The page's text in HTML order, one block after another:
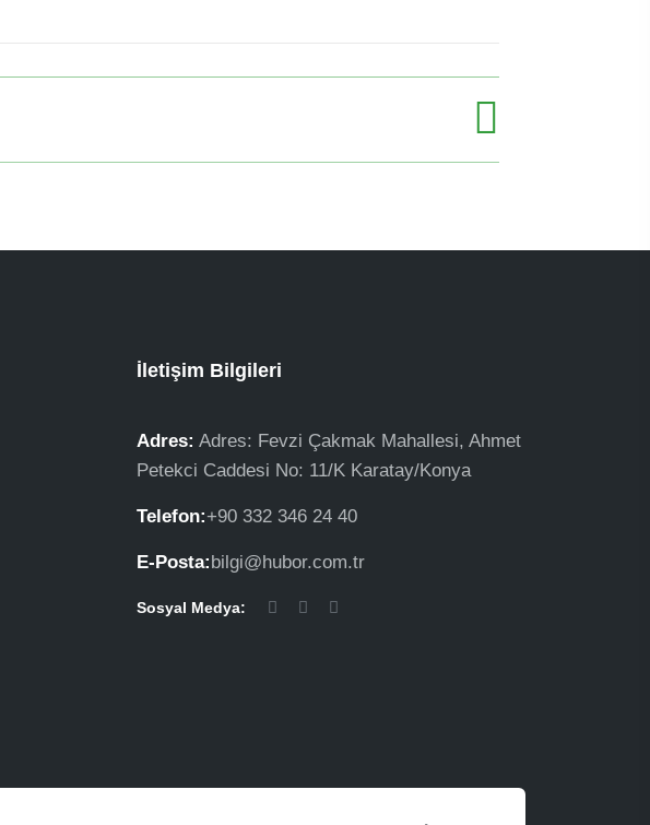
İletişim Bilgileri
Adres: Adres: Fevzi Çakmak Mahallesi, Ahmet
Petekci Caddesi No: 11/K Karatay/Konya
Telefon:+90 332 346 24 40
E-Posta:bilgi@hubor.com.tr
Sosyal Medya: